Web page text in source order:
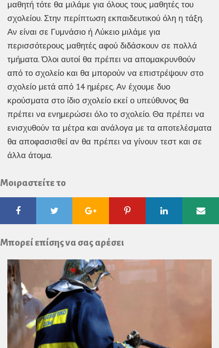
μαθητή τότε θα μιλάμε για όλους τους μαθητές του
σχολείου. Στην περίπτωση εκπαιδευτικού όλη η τάξη.
Αν είναι σε Γυμνάσιο ή Λύκειο μιλάμε για
περισσότερους μαθητές αφού διδάσκουν σε πολλά
τμήματα. Όλοι αυτοί θα πρέπει να απομακρυνθούν
από το σχολείο και θα μπορούν να επιστρέψουν στο
σχολείο μετά από 14 ημέρες. Αν έχουμε δυο
κρούσματα στο ίδιο σχολείο εκεί ο υπεύθυνος θα
πρέπει να ενημερώσει όλο το σχολείο. Θα πρέπει να
ενισχυθούν τα μέτρα και ανάλογα με τα αποτελέσματα
θα αποφασισθεί αν θα πρέπει να γίνουν τεστ και σε
άλλα άτομα.
Μοιραστείτε το
FacebookTwitter Google
Plus
Pinterest Linkedin
Μπορεί επίσης να σας αρέσει